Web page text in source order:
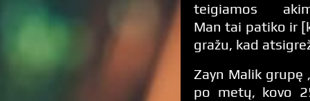
teigiamos
Man tai patiko ir
gražu, kad
Zayn Malik grupę
po metų, kovo